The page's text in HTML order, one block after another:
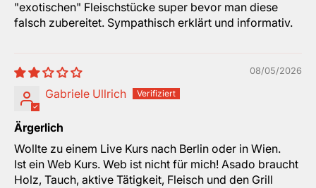
"exotischen" Fleischstücke super bevor man diese
falsch zubereitet. Sympathisch erklärt und informativ.
08/05/2026
Gabriele Ullrich
Ärgerlich
Wollte zu einem Live Kurs nach Berlin oder in Wien.
Ist ein Web Kurs. Web ist nicht für mich! Asado braucht
Holz, Tauch, aktive Tätigkeit, Fleisch und den Grill